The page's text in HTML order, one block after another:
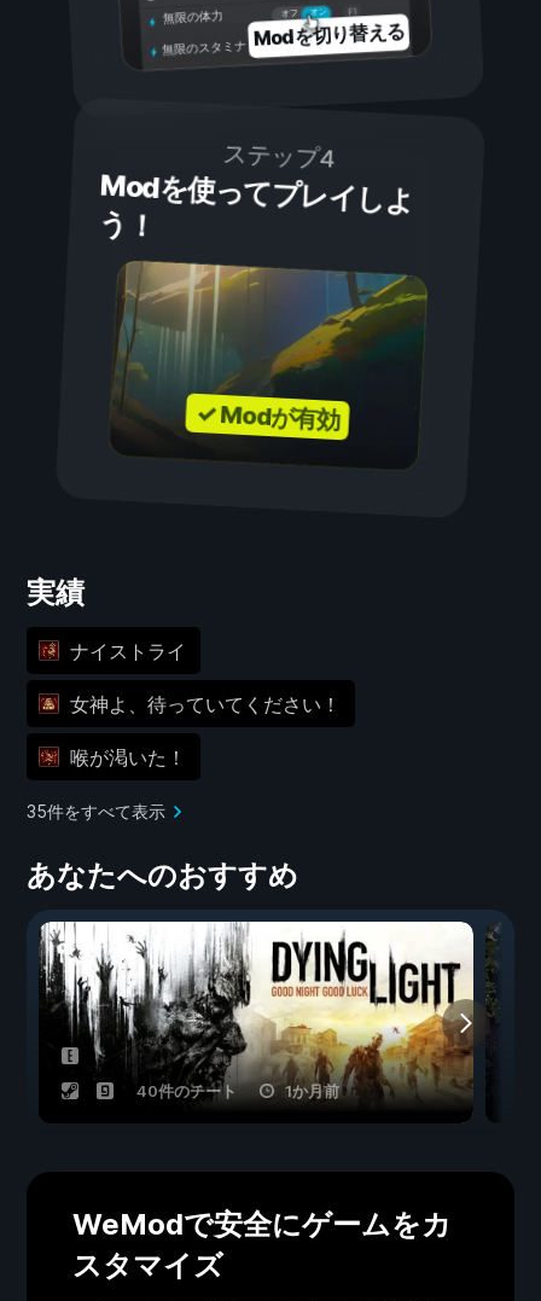
オン
オフ
無限の体力
無限のスタミナ Modを切り替える
ステップ4
Modを使ってプレイしよ
う！
✓ Modが有効
実績
ナイストライ
女神よ、待っていてください！
喉が渇いた！
35件をすべて表示
あなたへのおすすめ
40件のチート 1か月前
WeModで安全にゲームをカ
スタマイズ